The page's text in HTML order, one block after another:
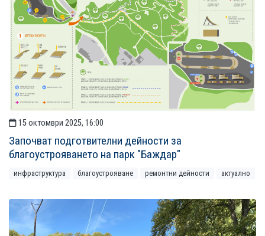
15 октомври 2025, 16:00
Започват подготвителни дейности за
благоустрояването на парк "Баждар"
инфраструктура благоустрояване ремонтни дейности актуално